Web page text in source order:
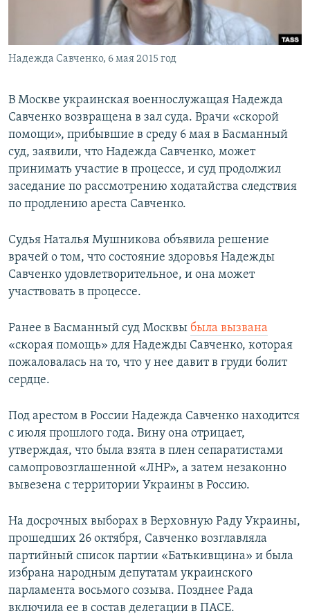
ПОБЕДИТЕЛЕЙ НЕ СУДЯТ?
КРЫМ.НЕПОКОРЕННЫЙ
ELIFBE
Все сайты RFE/RL
Надежда Савченко, 6 мая 2015 год
В Москве украинская военнослужащая Надежда
Савченко возвращена в зал суда. Врачи «скорой
помощи», прибывшие в среду 6 мая в Басманный
суд, заявили, что Надежда Савченко, может
принимать участие в процессе, и суд продолжил
заседание по рассмотрению ходатайства следствия
по продлению ареста Савченко.
Судья Наталья Мушникова объявила решение
врачей о том, что состояние здоровья Надежды
Савченко удовлетворительное, и она может
участвовать в процессе.
Ранее в Басманный суд Москвы была вызвана
«скорая помощь» для Надежды Савченко, которая
пожаловалась на то, что у нее давит в груди болит
сердце.
Под арестом в России Надежда Савченко находится
с июля прошлого года. Вину она отрицает,
утверждая, что была взята в плен сепаратистами
самопровозглашенной «ЛНР», а затем незаконно
вывезена с территории Украины в Россию.
На досрочных выборах в Верховную Раду Украины,
прошедших 26 октября, Савченко возглавляла
партийный список партии «Батькивщина» и была
избрана народным депутатам украинского
парламента восьмого созыва. Позднее Рада
включила ее в состав делегации в ПАСЕ.